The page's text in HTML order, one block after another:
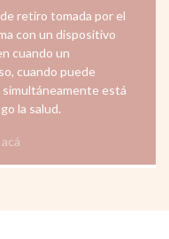
retiro tomada por el
con un dispositivo
cuando un
cuando puede
simultáneamente está
la salud.
acá